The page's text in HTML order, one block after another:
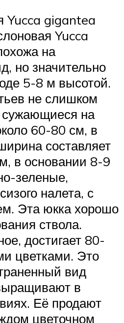
Yucca gigantea
Yucca
на
но значительно
5-8 м высотой.
не слишком
сужающиеся на
60-80 см, в
составляет
в основании 8-9
зеленые,
налета, с
Эта юкка хорошо
ствола.
достигает 80-
цветками. Это
вид
в
Её продают
цветочном